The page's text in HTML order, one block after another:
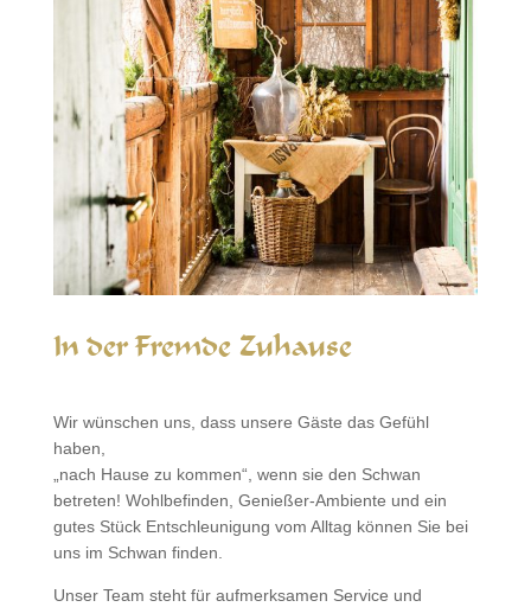
In der Fremde Zuhause
Wir wünschen uns, dass unsere Gäste das Gefühl
haben,
„nach Hause zu kommen“, wenn sie den Schwan
betreten! Wohlbefinden, Genießer-Ambiente und ein
gutes Stück Entschleunigung vom Alltag können Sie bei
uns im Schwan finden.
Unser Team steht für aufmerksamen Service und